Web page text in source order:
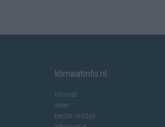
klimaatinfo.nl
klimaat
weer
beste reistijd